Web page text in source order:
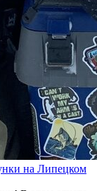
на Липецком